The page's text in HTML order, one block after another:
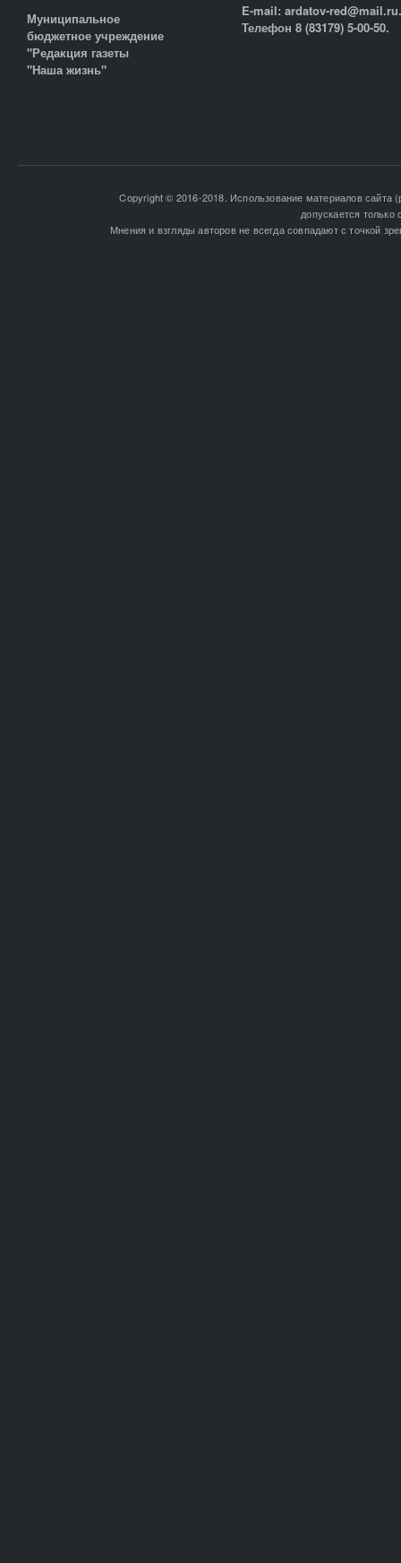
Муниципальное
бюджетное учреждение
"Редакция газеты
"Наша жизнь"
E-mail: ardatov-
Телефон 8 (83179) 5-00-50.
Copyright © 2016-2018. Использование материалов сайта
допускается
Мнения и взгляды авторов не всегда совпадают с точкой